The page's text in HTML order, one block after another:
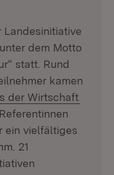
Landesinitiative
dem Motto
statt. Rund
kamen
der Wirtschaft
ein vielfältiges
21